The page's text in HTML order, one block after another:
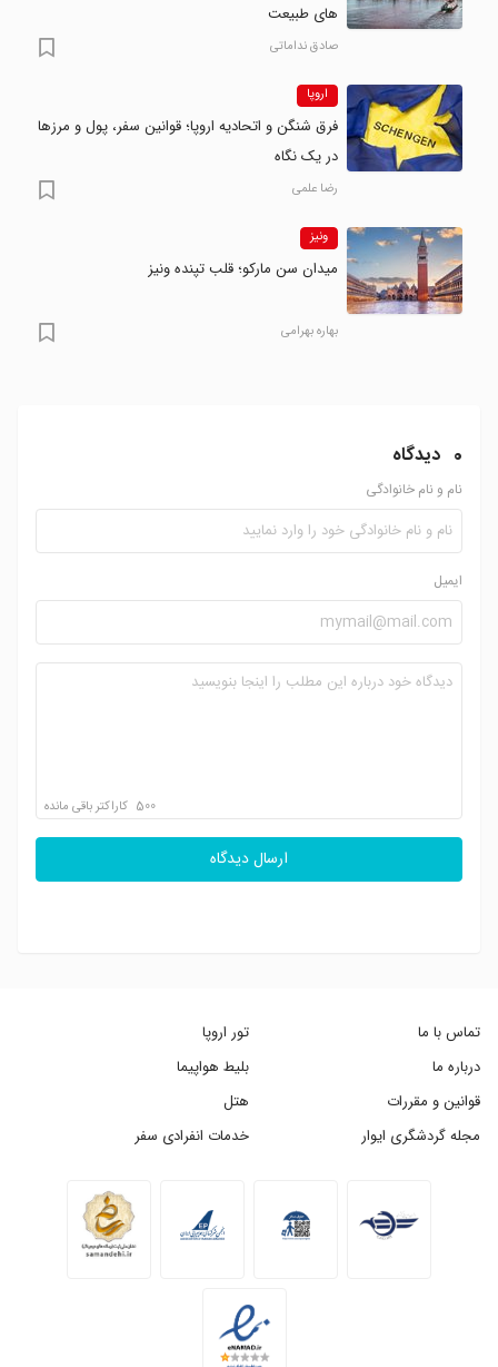
های طبیعت
صادق نداماتی
اروپا
فرق شنگن و اتحادیه اروپا؛ قوانین سفر، پول و مرزها
در یک نگاه
رضا علمی
ونیز
میدان سن مارکو؛ قلب تپنده ونیز
بهاره بهرامی
0 دیدگاه
نام و نام خانوادگی
ایمیل
500 کاراکتر باقی مانده
ارسال دیدگاه
تماس با ما
درباره ما
قوانین و مقررات
مجله گردشگری ایوار
تور اروپا
بلیط هواپیما
هتل
خدمات انفرادی سفر